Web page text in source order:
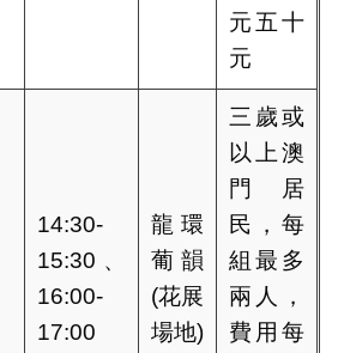
元五十
元
14:30-
15:30、
16:00-
17:00
龍環
葡韻
(花展
場地)
三歲或
以上澳
門居
民，每
組最多
兩人，
費用每